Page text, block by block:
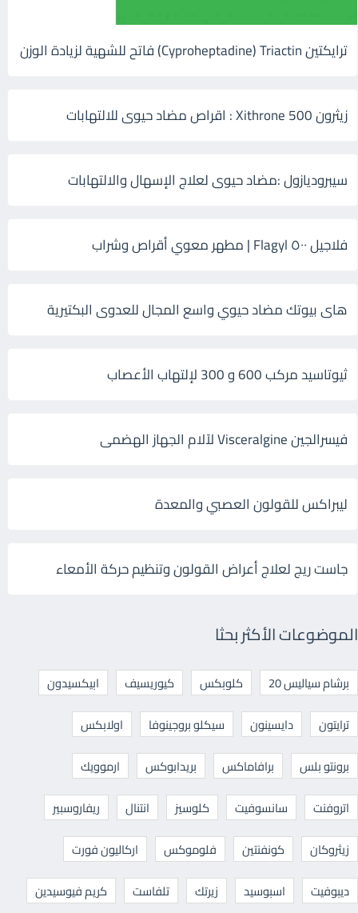
ترايكتين Cyproheptadine) Triactin) فاتح للشهية لزيادة الوزن
زيثرون 500 Xithrone : اقراص مضاد حيوى للالتهابات
سيبروديازول :مضاد حيوى لعلاج الإسهال والالتهابات
فلاجيل ٥٠٠ Flagyl | مطهر معوي أقراص وشراب
هاى بيوتك مضاد حيوي واسع المجال للعدوى البكتيرية
ثيوتاسيد مركب 600 و 300 لإلتهاب الأعصاب
فيسرالجين Visceralgine لآلام الجهاز الهضمى
ليبراكس للقولون العصبي والمعدة
جاست ريج لعلاج أعراض القولون وتنظيم حركة الأمعاء
الموضوعات الأكثر بحثا
برشام سياليس 20 كلوبكس كيوريسيف
ابيكسيدون
ترايتون
دايسينون سيكلو بروجينوفا
اولابكس
برونتو بلس
برافاماكس بريدابوكس
ارموويك
اتروفنت
سانسوفيت كلوسيز انتنال
ريفاروسبير
زيثروكان
كونفنتين فلوموكس
اركاليون فورت
ديبوفيت
اسبوسيد زيرتك تلفاست كريم فيوسيدين